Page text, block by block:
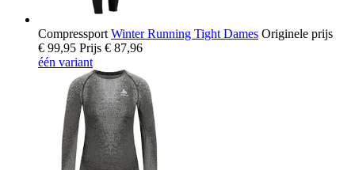
Compressport Winter Running Tight Dames Originele prijs
€ 99,95 Prijs € 87,96
één variant